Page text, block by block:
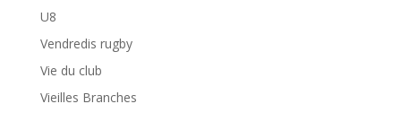
U8
Vendredis rugby
Vie du club
Vieilles Branches